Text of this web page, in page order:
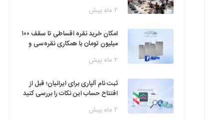
فناوری۲ ماه پیش
امکان خرید نقره اقساطی تا سقف ۱۰۰
میلیون تومان با همکاری نقره‌سی و
۲ ماه پیش
ثبت نام آلپاری برای ایرانیان؛ قبل از
افتتاح حساب این نکات را بررسی کنید
۲ ماه پیش